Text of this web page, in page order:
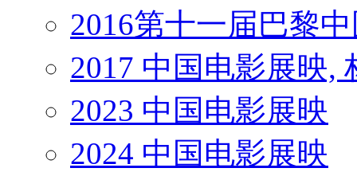
2016第十一届巴黎
2017 中国电影展映,
2023 中国电影展映
2024 中国电影展映